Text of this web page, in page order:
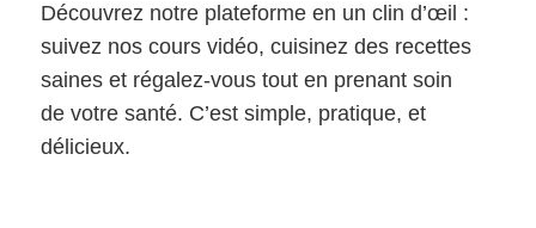
Découvrez notre plateforme en un clin d’œil :
suivez nos cours vidéo, cuisinez des recettes
saines et régalez-vous tout en prenant soin
de votre santé. C’est simple, pratique, et
délicieux.